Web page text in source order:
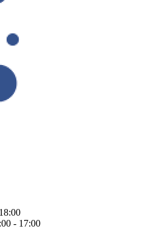
- 17:00